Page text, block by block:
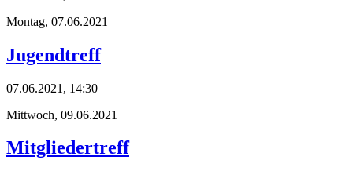
Montag, 07.06.2021
Jugendtreff
07.06.2021, 14:30
Mittwoch, 09.06.2021
Mitgliedertreff